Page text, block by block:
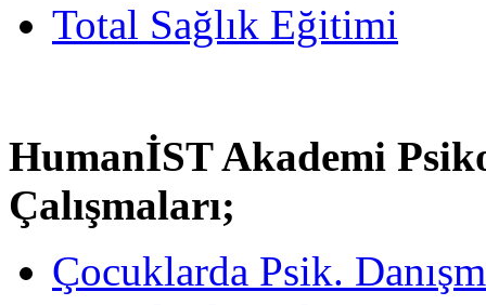
Total Sağlık Eğitimi
HumanİST Akademi
Çalışmaları;
Çocuklarda Psik.